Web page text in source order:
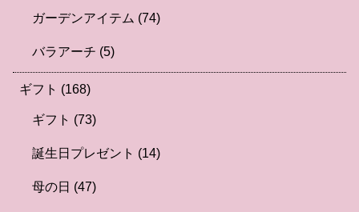
ガーデンアイテム (74)
バラアーチ (5)
ギフト (168)
ギフト (73)
誕生日プレゼント (14)
母の日 (47)